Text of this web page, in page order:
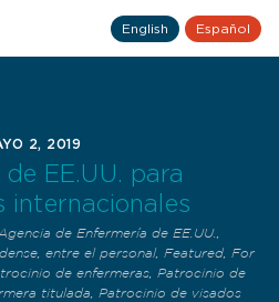
English Español
2, 2019
EE.UU. para
internacionales
de Enfermería de EE.UU.
, entre el personal, Featured, For
de enfermeras
Patrocinio de
titulada
Patrocinio de visados